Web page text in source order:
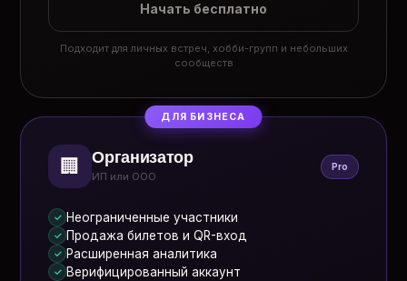
Начать бесплатно
Подходит для личных встреч, хобби-групп и небольших
сообществ
ДЛЯ БИЗНЕСА
🏢 Организатор
ИП или ООО
Pro
✓ Неограниченные участники
✓ Продажа билетов и QR-вход
✓ Расширенная аналитика
✓ Верифицированный аккаунт